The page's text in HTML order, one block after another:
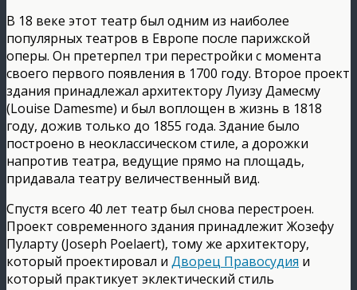
В 18 веке этот театр был одним из наиболее
популярных театров в Европе после парижской
оперы. Он претерпел три перестройки с момента
своего первого появления в 1700 году. Второе проект
здания принадлежал архитектору Луизу Дамесму
(Louise Damesme) и был воплощен в жизнь в 1818
году, дожив только до 1855 года. Здание было
построено в неоклассическом стиле, а дорожки
напротив театра, ведущие прямо на площадь,
придавала театру величественный вид.
Спустя всего 40 лет театр был снова перестроен.
Проект современного здания принадлежит Жозефу
Пуларту (Joseph Poelaert), тому же архитектору,
который проектировал и Дворец Правосудия и
который практикует эклектический стиль